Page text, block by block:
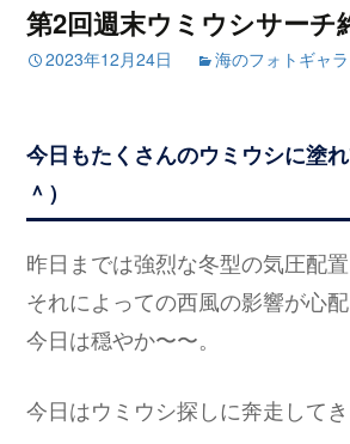
第2回週末ウミウシサーチ
2023年12月24日 海のフォトギャ
今日もたくさんのウミウシに塗
＾）
昨日までは強烈な冬型の気圧配置
それによっての西風の影響が心配
今日は穏やか〜〜。
今日はウミウシ探しに奔走してき